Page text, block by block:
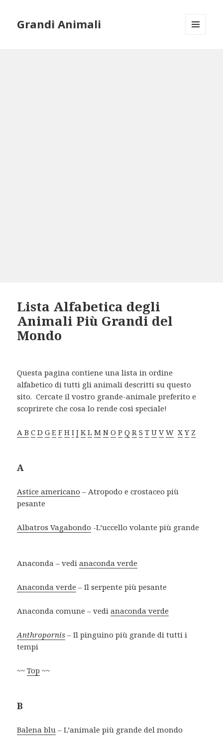
Grandi Animali
Lista Alfabetica degli
Animali Più Grandi del
Mondo
Questa pagina contiene una lista in ordine
alfabetico di tutti gli animali descritti su questo
sito. Cercate il vostro grande-animale preferito e
scoprirete che cosa lo rende così speciale!
A B C D G E F H I J K L M N O P Q R S T U V W X Y Z
A
Astice americano – Atropodo e crostaceo più
pesante
Albatros Vagabondo -L’uccello volante più grande
Anaconda – vedianaconda verde
Anaconda verde – Il serpente più pesante
Anaconda comune – vedianaconda verde
Anthropornis – Il pinguino più grande di tutti i
tempi
~~Top ~~
B
Balena blu – L’animale più grande del mondo